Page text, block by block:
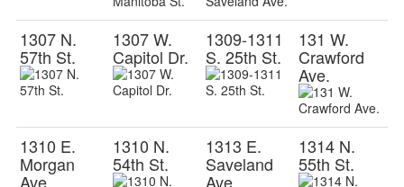
1307 N.
57th St.
1307 W.
Capitol Dr.
1309-1311
S. 25th St.
131 W.
Crawford
Ave.
1310 E.
Morgan
Ave.
1310 N.
54th St.
1313 E.
Saveland
Ave.
1314 N.
55th St.